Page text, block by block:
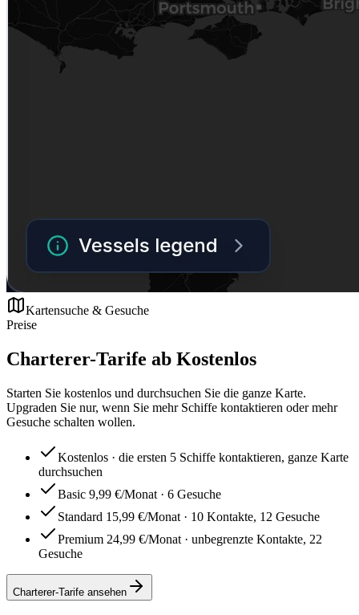
Kartensuche & Gesuche
Preise
Charterer-Tarife ab Kostenlos
Starten Sie kostenlos und durchsuchen Sie die ganze Karte.
Upgraden Sie nur, wenn Sie mehr Schiffe kontaktieren oder mehr
Gesuche schalten wollen.
Kostenlos · die ersten 5 Schiffe kontaktieren, ganze Karte
durchsuchen
Basic 9,99 €/Monat · 6 Gesuche
Standard 15,99 €/Monat · 10 Kontakte, 12 Gesuche
Premium 24,99 €/Monat · unbegrenzte Kontakte, 22
Gesuche
Charterer-Tarife ansehen